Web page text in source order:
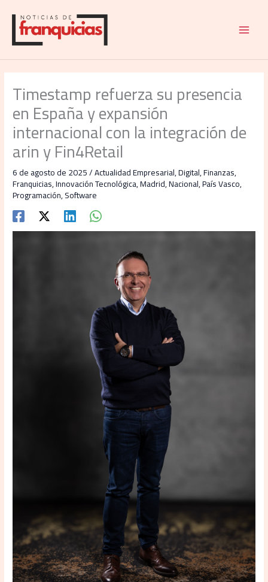
contenido
Timestamp refuerza su presencia
en España y expansión
internacional con la integración de
arin y Fin4Retail
6 de agosto de 2025/Actualidad Empresarial,Digital,Finanzas,
Franquicias,Innovación Tecnológica,Madrid,Nacional,País Vasco,
Programación,Software